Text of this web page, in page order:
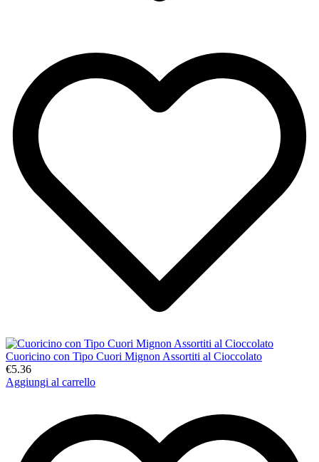
Cuoricino con Tipo Cuori Mignon Assortiti al Cioccolato
€5.36
Aggiungi al carrello